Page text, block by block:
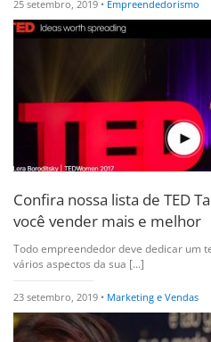
25 setembro, 2019 • Empreendedorismo
Confira nossa lista de TED
você vender mais e melhor
Todo empreendedor deve dedicar um
vários aspectos da sua [...]
23 setembro, 2019 • Marketing e Vendas